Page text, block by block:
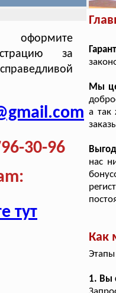
оформите
за
30-96
тут
Мы
а так
нас
Как
1. Вы